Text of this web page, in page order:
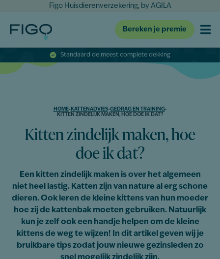
Figo Huisdierenverzekering, by AGILA
Bereken je premie
Standaard de meest complete dekking
HOME- KATTENADVIES-GEDRAG EN TRAINING-
KITTEN ZINDELIJK MAKEN, HOE DOE IK DAT?
Kitten zindelijk maken, hoe
doe ik dat?
Een kitten zindelijk maken is over het algemeen
niet heel lastig. Katten zijn van nature al erg schone
dieren. Ook leren de kleine kittens van hun moeder
hoe zij de kattenbak moeten gebruiken. Natuurlijk
kun je zelf ook een handje helpen om de kleine
kittens de weg te wijzen! In dit artikel geven wij je
bruikbare tips zodat jouw nieuwe gezinsleden zo